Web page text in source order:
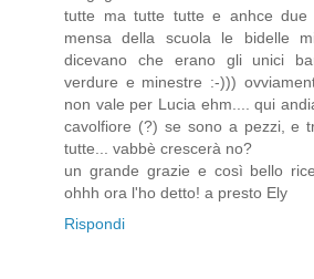
tutte ma tutte tutte e anhce due
mensa della scuola le bidelle
dicevano che erano gli unici
verdure e minestre :-)))
non vale per Lucia ehm.... qui
cavolfiore (?) se sono a pezzi, e
tutte... vabbè crescerà no?
un grande grazie e così bello
ohhh ora l'ho detto! a presto Ely
Rispondi